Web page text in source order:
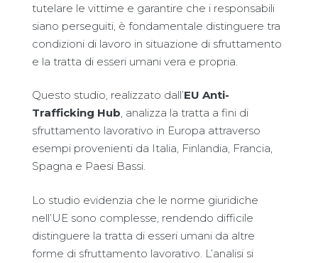
tutelare le vittime e garantire che i responsabili
siano perseguiti, è fondamentale distinguere tra
condizioni di lavoro in situazione di sfruttamento
e la tratta di esseri umani vera e propria.
Questo studio, realizzato dall’EU Anti-
Trafficking Hub, analizza la tratta a fini di
sfruttamento lavorativo in Europa attraverso
esempi provenienti da Italia, Finlandia, Francia,
Spagna e Paesi Bassi.
Lo studio evidenzia che le norme giuridiche
nell’UE sono complesse, rendendo difficile
distinguere la tratta di esseri umani da altre
forme di sfruttamento lavorativo. L’analisi si